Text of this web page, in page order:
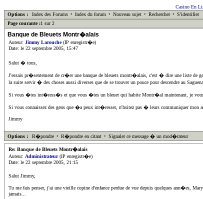
Casino En
Options : Index des Forums • Index du forum • Nouveau sujet • Rechercher • S'identifier
Page courante :1 sur 2
Banque de Bleuets Montr�alais
Auteur: Jimmy Larouche(IP enregistr�e)
Date: le 22 septembre 2005, 15:47
Salut � tous,
J'essais pr�sentement de cr�er une banque de bleuets montr�alais, c'est � dire une liste
la suite servir � des choses aussi diverses que de se trouver un pouce pour descendre au
Si vous �tes int�ress�s et que vous �tes un bleuet qui habite Montr�al maintenant, je
Si vous connaissez des gens que �a peux int�resser, n'hsitez pas � leurs communiquer mon
Jimmy
Options : R�pondre • R�pondre en citant • Signaler ce message � un mod�rateur
Re: Banque de Bleuets Montr�alais
Auteur: Administrateur(IP enregistr�e)
Date: le 22 septembre 2005, 21:15
Salut Jimmy,
Tu me fais penser, j'ai une vieille copine d'enfance perdue de vue depuis quelques ann�es,
jamais...